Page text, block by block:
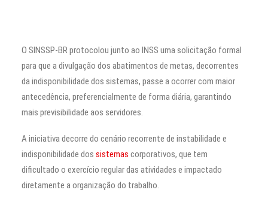
O SINSSP-BR protocolou junto ao INSS uma solicitação formal
para que a divulgação dos abatimentos de metas, decorrentes
da indisponibilidade dos sistemas, passe a ocorrer com maior
antecedência, preferencialmente de forma diária, garantindo
mais previsibilidade aos servidores.
A iniciativa decorre do cenário recorrente de instabilidade e
indisponibilidade dos sistemas corporativos, que tem
dificultado o exercício regular das atividades e impactado
diretamente a organização do trabalho.